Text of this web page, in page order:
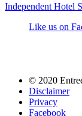
Independent Hotel
Like us on
© 2020
Disclaimer
Privacy
Facebook